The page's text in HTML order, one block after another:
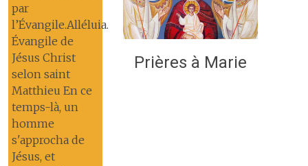
par
l’Évangile.Alléluia.
Évangile de
Jésus Christ
selon saint
Matthieu En ce
temps-là, un
homme
s'approcha de
Jésus, et
Prières à Marie